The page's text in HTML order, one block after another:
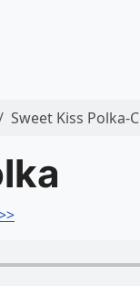
Sweet Kiss Polka-C